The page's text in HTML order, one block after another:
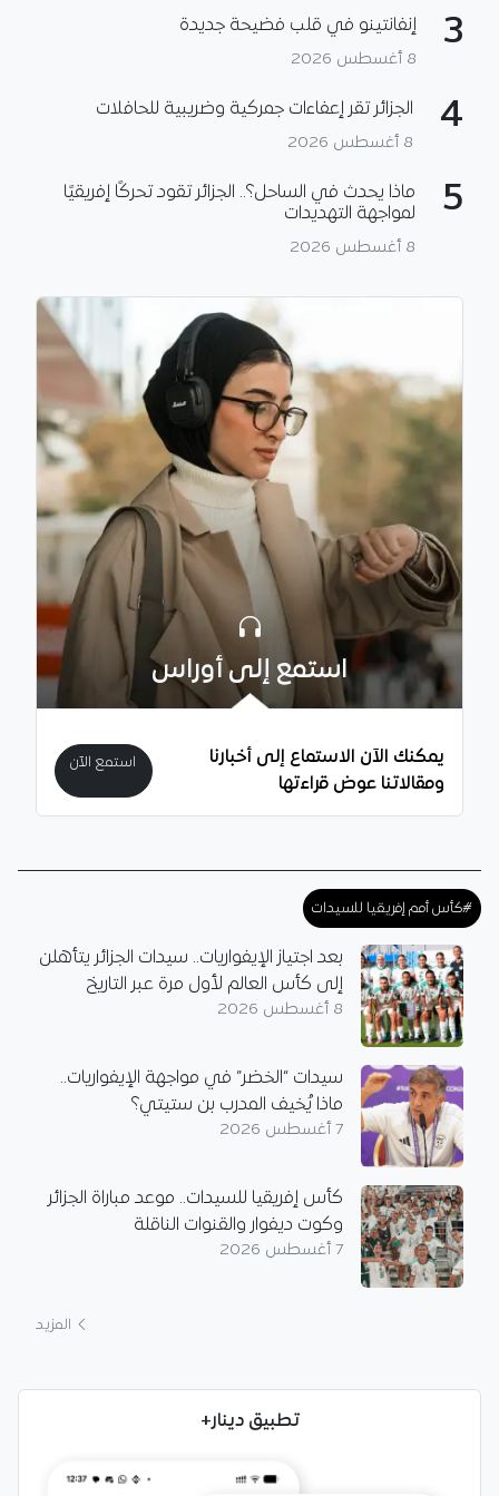
3 إنفانتينو في قلب فضيحة جديدة
8 أغسطس 2026
4 الجزائر تقر إعفاءات جمركية وضريبية للحافلات
8 أغسطس 2026
5
ماذا يحدث في الساحل؟.. الجزائر تقود تحركًا إفريقيًا
لمواجهة التهديدات
8 أغسطس 2026
استمع إلى أوراس
يمكنك الآن الاستماع إلى أخبارنا
ومقالاتنا عوض قراءتها
استمع الآن
#كأس أمم إفريقيا للسيدات
بعد اجتياز الإيفواريات.. سيدات الجزائر يتأهلن
إلى كأس العالم لأول مرة عبر التاريخ
8 أغسطس 2026
سيدات “الخضر” في مواجهة الإيفواريات..
ماذا يُخيف المدرب بن ستيتي؟
7 أغسطس 2026
كأس إفريقيا للسيدات.. موعد مباراة الجزائر
وكوت ديفوار والقنوات الناقلة
7 أغسطس 2026
المزيد
تطبيق دينار+